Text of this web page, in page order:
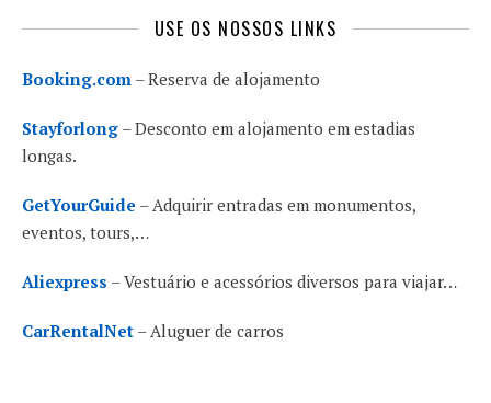
USE OS NOSSOS LINKS
Booking.com – Reserva de alojamento
Stayforlong – Desconto em alojamento em estadias
longas.
GetYourGuide – Adquirir entradas em monumentos,
eventos, tours,…
Aliexpress – Vestuário e acessórios diversos para viajar…
CarRentalNet – Aluguer de carros